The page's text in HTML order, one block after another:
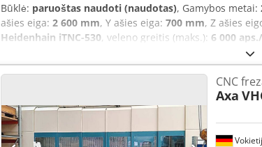
Būklė: paruoštas naudoti (naudotas), Gamybos metai:
ašies eiga: 2 600 mm, Y ašies eiga: 700 mm, Z ašies
Heidenhain iTNC-530, veleno greitis (maks.): 6 000
ir perdažytas 2025 m.! TECHNINĖS
Y ašies eismo galimybė: 700 mm Z ašies eismo
6000 aps./min. Atstumas nuo veleno galvutės iki
890 mm Atstumas nuo veleno galvutės iki stalo
1100 mm Veleno galvutės tvirtinimas: HSK A63 Veleno
3060 x 800 mm Maksimali stalo apkrova: 1200 kg/m²
mm/min. Greitasis judėjimas Z ašis: 30 000 mm/min.
CNC
Axa